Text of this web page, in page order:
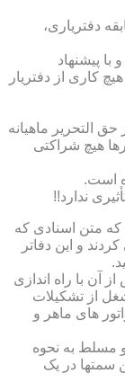
دفتریاری،
با پیشنهاد
کاری از دفتریار
شریک است (15 درصد از حق التحریر ماهیانه
هیچ شراکتی
است.
ندارد!!
که متن اسنادی که
و این دفاتر
و سال های پس از آن با راه اندازی
از تشکیلات
های ماهر و
مسلط به نحوه
سمتها در یک